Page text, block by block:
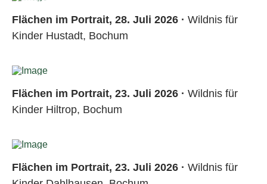
Flächen im Portrait, 28. Juli 2026 · Wildnis für
Kinder Hustadt, Bochum
Flächen im Portrait, 23. Juli 2026 · Wildnis für
Kinder Hiltrop, Bochum
Flächen im Portrait, 23. Juli 2026 · Wildnis für